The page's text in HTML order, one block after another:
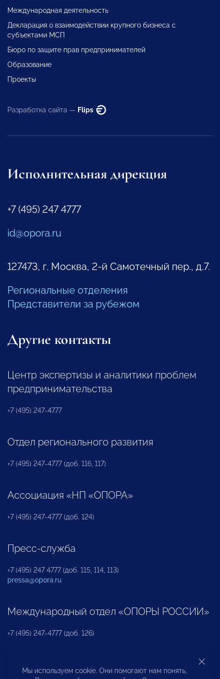
Международная деятельность
Декларация о взаимодействии крупного бизнеса с
субъектами МСП
Бюро по защите прав предпринимателей
Образование
Проекты
Разработка сайта — Flips
Исполнительная дирекция
+7 (495) 247 4777
id@opora.ru
127473, г. Москва, 2-й Самотечный пер., д.7.
Региональные отделения
Представители за рубежом
Другие контакты
Центр экспертизы и аналитики проблем
предпринимательства
+7 (495) 247-4777
Отдел регионального развития
+7 (495) 247-4777 (доб. 116, 117)
Ассоциация «НП «ОПОРА»
+7 (495) 247-4777 (доб. 124)
Пресс-служба
+7 (495) 247 4777 (доб. 115, 114, 113)
pressa@opora.ru
Международный отдел «ОПОРЫ РОССИИ»
+7 (495) 247-4777 (доб. 126)
Бюро по защите прав предпринимателей и
Мы используем cookie. Они помогают нам понять,